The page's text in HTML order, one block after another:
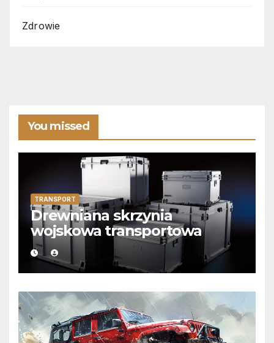
Zdrowie
You missed
TRANSPORT
Drewniana skrzynia
wojskowa transportowa